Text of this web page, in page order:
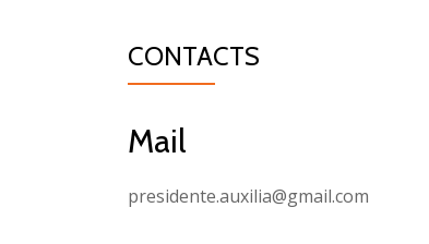
CONTACTS
Mail
presidente.auxilia@gmail.com